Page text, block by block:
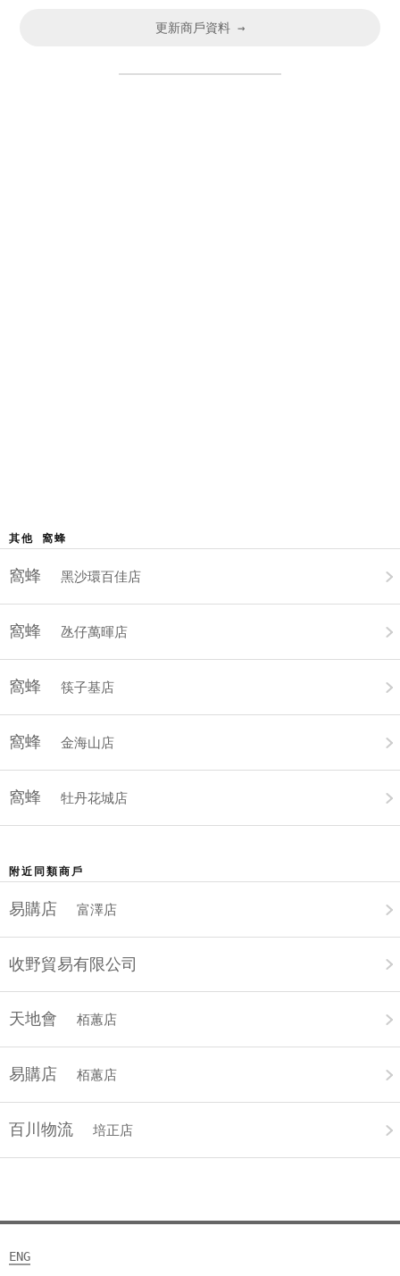
更新商戶資料 →
其他 窩蜂
窩蜂 黑沙環百佳店
窩蜂 氹仔萬暉店
窩蜂 筷子基店
窩蜂 金海山店
窩蜂 牡丹花城店
附近同類商戶
易購店 富澤店
收野貿易有限公司
天地會 栢蕙店
易購店 栢蕙店
百川物流 培正店
ENG